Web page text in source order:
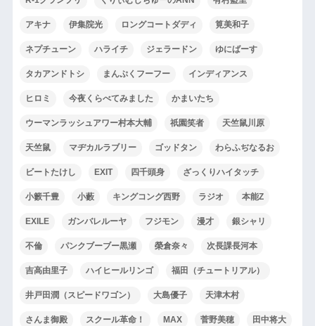
アキナ 伊集院光 ロングコートダディ 筧美和子
ネプチューン ハライチ ジェラードン ゆにばーす
タカアンドトシ まんぷくフーフー インディアンス
ヒロミ 今夜くらべてみました かまいたち
ウーマンラッシュアワー村本大輔 祇園笑者 天竺鼠川原
天竺鼠 マヂカルラブリー ゴッドタン わらふぢなるお
ビートたけし EXIT 四千頭身 ざっくりハイタッチ
小籔千豊 小藪 キングコング西野 ラジオ 本能Z
EXILE ガンバレルーヤ フジモン 漫才 銀シャリ
不倫 パンクブーブー黒瀬 榮倉奈々 次長課長河本
吉高由里子 ハイヒールリンゴ 福田（チュートリアル）
井戸田潤（スピードワゴン） 大島優子 天津木村
さんま御殿 スクール革命！ MAX 菅野美穂 田中将大